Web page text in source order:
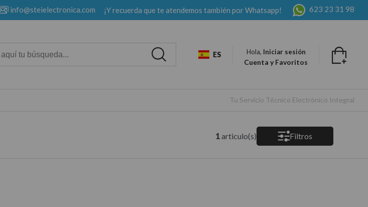
info@steielectronica.com ¡Y recuerda que te atendemos también por Whatsapp! 623 23 31 98
ES Hola, Iniciar sesión
Cuenta y Favoritos
Tu Servicio Técnico Electrónico Integral
1articulo(s) Filtros